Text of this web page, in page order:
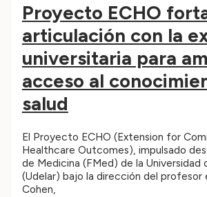
Proyecto ECHO
articulación con la
universitaria para
acceso al
salud
El Proyecto ECHO (Extension for
Healthcare Outcomes), impulsado
de Medicina (FMed) de la Universidad
(Udelar) bajo la dirección del profesor
Cohen,